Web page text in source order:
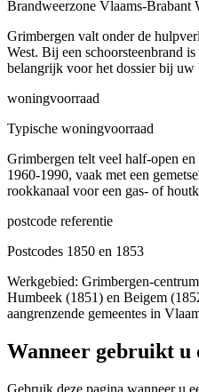
Brandweerzone Vlaams-Brabant
Grimbergen valt onder de
West. Bij een schoorsteenbrand
belangrijk voor het dossier bij uw
woningvoorraad
Typische woningvoorraad
Grimbergen telt veel half-open
1960-1990, vaak met een
rookkanaal voor een gas- of
postcode referentie
Postcodes 1850 en 1853
Werkgebied: Grimbergen-
Humbeek (1851) en Beigem
aangrenzende gemeentes in
Wanneer gebruikt u
Gebruik deze pagina wanneer u